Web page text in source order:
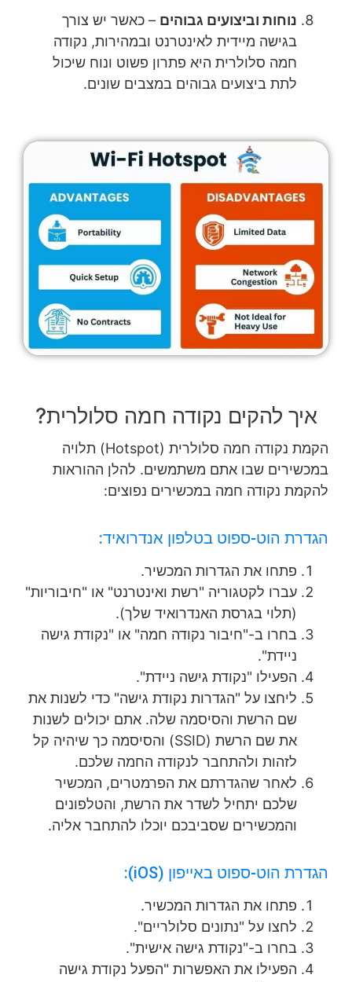
נוחות וביצועים גבוהים – כאשר יש צורך
בגישה מיידית לאינטרנט ובמהירות, נקודה
חמה סלולרית היא פתרון פשוט ונוח שיכול
לתת ביצועים גבוהים במצבים שונים.
איך להקים נקודה חמה סלולרית?
הקמת נקודה חמה סלולרית (Hotspot) תלויה
במכשירים שבו אתם משתמשים. להלן ההוראות
להקמת נקודה חמה במכשירים נפוצים:
הגדרת הוט-ספוט בטלפון אנדרואיד:
פתחו את הגדרות המכשיר.
עברו לקטגוריה "רשת ואינטרנט" או "חיבוריות"
(תלוי בגרסת האנדרואיד שלך).
בחרו ב-"חיבור נקודה חמה" או "נקודת גישה
ניידת".
הפעילו "נקודת גישה ניידת".
ליחצו על "הגדרות נקודת גישה" כדי לשנות את
שם הרשת והסיסמה שלה. אתם יכולים לשנות
את שם הרשת (SSID) והסיסמה כך שיהיה קל
לזהות ולהתחבר לנקודה החמה שלכם.
לאחר שהגדרתם את הפרמטרים, המכשיר
שלכם יתחיל לשדר את הרשת, והטלפונים
והמכשירים שסביבכם יוכלו להתחבר אליה.
הגדרת הוט-ספוט באייפון (iOS):
פתחו את הגדרות המכשיר.
לחצו על "נתונים סלולריים".
בחרו ב-"נקודת גישה אישית".
הפעילו את האפשרות "הפעל נקודת גישה